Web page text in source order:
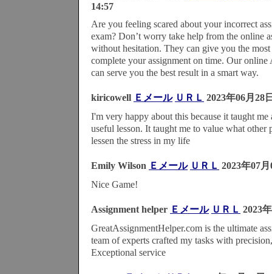
14:57
Are you feeling scared about your incorrect
exam? Don’t worry take help from the online
without hesitation. They can give you the
complete your assignment on time. Our online
can serve you the best result in a smart way.
kiricowell Ｅメール ＵＲＬ 2023年06月28
I'm very happy about this because it taught
useful lesson. It taught me to value what other
lessen the stress in my life
Emily Wilson Ｅメール ＵＲＬ 2023年07
Nice Game!
Assignment helper Ｅメール ＵＲＬ 2023
GreatAssignmentHelper.com is the ultimate
team of experts crafted my tasks with
Exceptional service